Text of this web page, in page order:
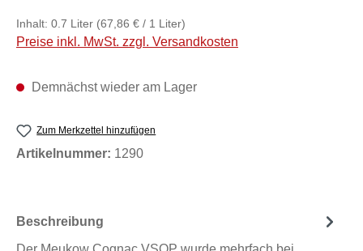
Inhalt: 0.7 Liter (67,86 € / 1 Liter)
Preise inkl. MwSt. zzgl. Versandkosten
Demnächst wieder am Lager
Zum Merkzettel hinzufügen
Artikelnummer: 1290
Beschreibung